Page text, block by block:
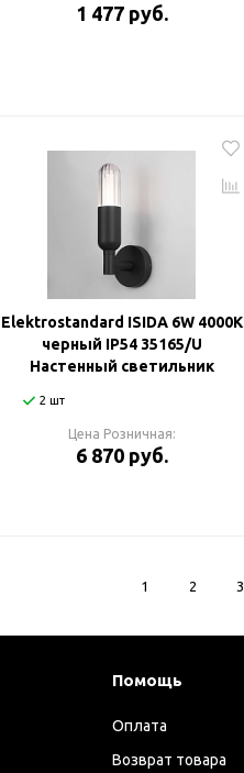
1 477 руб.
Elektrostandard ISIDA 6W 4000К
черный IP54 35165/U
Настенный светильник
2 шт
Цена Розничная:
6 870 руб.
1 2 3
Помощь
Оплата
Возврат товара